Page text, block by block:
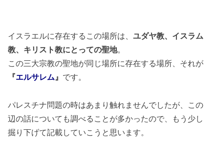
イスラエルに存在するこの場所は、ユダヤ教、イスラム
教、キリスト教にとっての聖地。
この三大宗教の聖地が同じ場所に存在する場所、それが
『エルサレム 』 です。
パレスチナ問題の時はあまり触れませんでしたが、この
辺の話についても調べることが多かったので、もう少し
掘り下げて記載していこうと思います。